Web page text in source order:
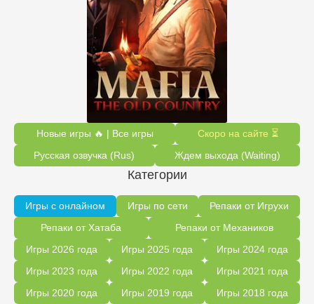
Новые игры 🔥 | Все игры
Скоро на сайте ⏳
Русская озвучка (Rus)
Ждем выхода (Waiting)
Категории
Игры с онлайном Игры по сети
Репаки от Игрухи
Репаки от Хатаба
Репаки от Механиков
Игры 2026 года
Игры 2025 года
Игры 2024 года
Игры 2023 года
Игры 2022 года
Игры 2021 года
Игры 2020 года
Игры 2019 года
Игры 2018 года